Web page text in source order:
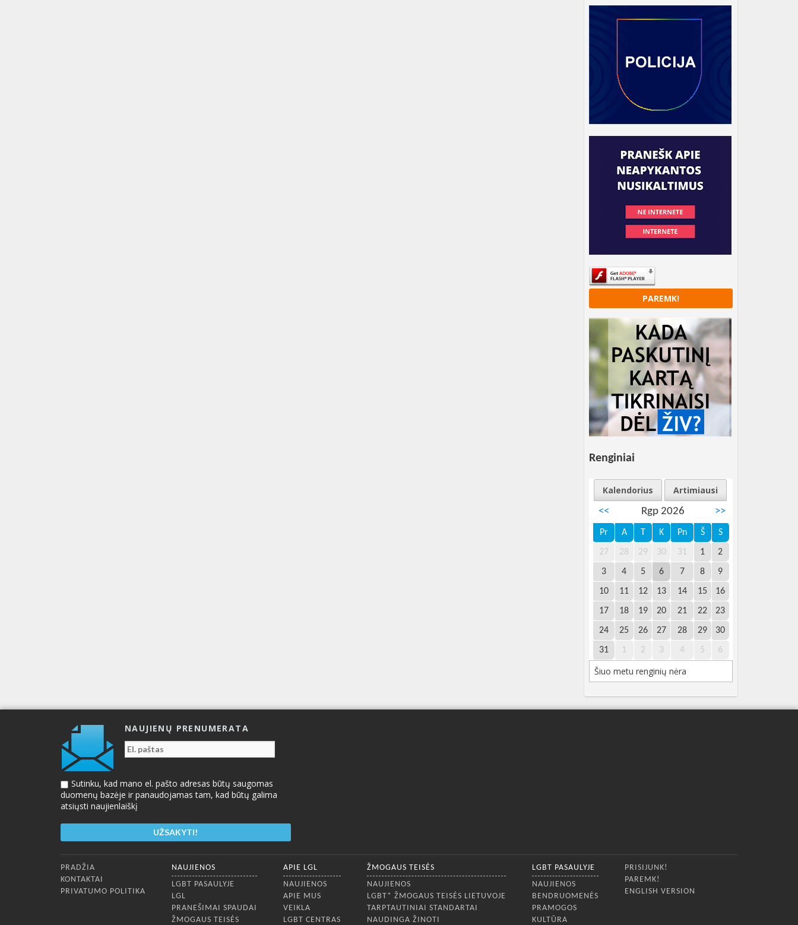
PAREMK!
Renginiai
Kalendorius
Artimiausi
<<
Rgp 2026 >>
Pr A T K Pn Š S
27 28 29 30 31 1 2
3 4 5 6 7 8 9
10 11 12 13 14 15 16
17 18 19 20 21 22 23
24 25 26 27 28 29 30
31 1 2 3 4 5 6
Šiuo metu renginių nėra
NAUJIENŲ PRENUMERATA
Sutinku, kad mano el. pašto adresas būtų saugomas
duomenų bazėje ir panaudojamas tam, kad būtų galima
atsiųsti naujienlaiškį
Apatinis meniu
PRADŽIA
KONTAKTAI
PRIVATUMO POLITIKA
NAUJIENOS
LGBT PASAULYJE
LGL
PRANEŠIMAI SPAUDAI
ŽMOGAUS TEISĖS
APIE LGL
NAUJIENOS
APIE MUS
VEIKLA
LGBT CENTRAS
ŽMOGAUS TEISĖS
NAUJIENOS
LGBT* ŽMOGAUS TEISĖS LIETUVOJE
TARPTAUTINIAI STANDARTAI
NAUDINGA ŽINOTI
LGBT PASAULYJE
NAUJIENOS
BENDRUOMENĖS
PRAMOGOS
KULTŪRA
PRISIJUNK!
PAREMK!
ENGLISH VERSION